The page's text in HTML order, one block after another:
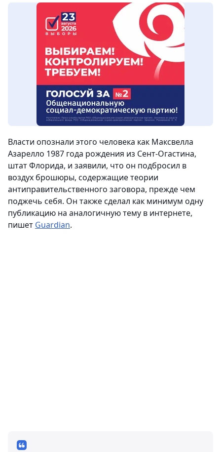
Власти опознали этого человека как Максвелла
Азарелло 1987 года рождения из Сент-Огастина,
штат Флорида, и заявили, что он подбросил в
воздух брошюры, содержащие теории
антиправительственного заговора, прежде чем
поджечь себя. Он также сделал как минимум одну
публикацию на аналогичную тему в интернете,
пишет Guardian.